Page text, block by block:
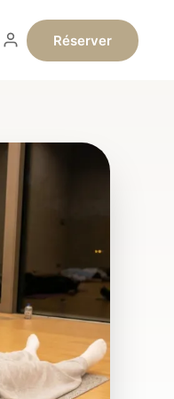
Réserver